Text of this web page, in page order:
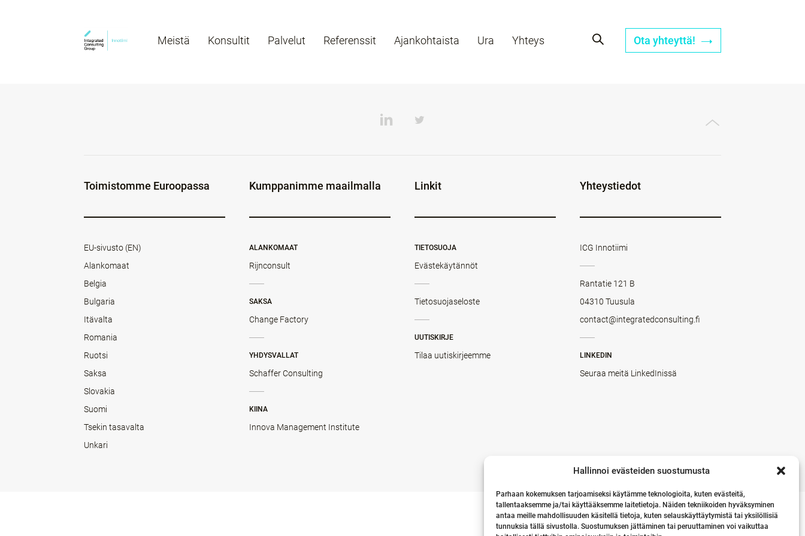
Hallinnoi evästeiden suostumusta
Parhaan kokemuksen tarjoamiseksi käytämme teknologioita, kuten evästeitä,
tallentaaksemme ja/tai käyttääksemme laitetietoja. Näiden tekniikoiden hyväksyminen
antaa meille mahdollisuuden käsitellä tietoja, kuten selauskäyttäytymistä tai yksilöllisiä
tunnuksia tällä sivustolla. Suostumuksen jättäminen tai peruuttaminen voi vaikuttaa
Meistä Konsultit Palvelut Referenssit Ajankohtaista Ura Yhteys Ota yhteyttä!
Toimistomme Euroopassa
EU-sivusto (EN)
Alankomaat
Belgia
Bulgaria
Itävalta
Romania
Ruotsi
Saksa
Slovakia
Suomi
Tsekin tasavalta
Unkari
Kumppanimme maailmalla
ALANKOMAAT
Rijnconsult
SAKSA
Change Factory
YHDYSVALLAT
Schaffer Consulting
KIINA
Innova Management Institute
Linkit
TIETOSUOJA
Evästekäytännöt
Tietosuojaseloste
UUTISKIRJE
Tilaa uutiskirjeemme
Yhteystiedot
ICG Innotiimi
Rantatie 121 B
04310 Tuusula
contact@integratedconsulting.fi
LINKEDIN
Seuraa meitä LinkedInissä